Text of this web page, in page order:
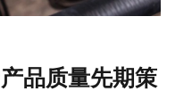
品质量先期策